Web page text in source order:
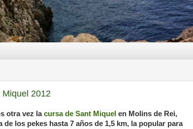
2012
otra vez lacursa de Sant Miquel en Molins de Rei,
los pekes hasta 7 años de 1,5 km, la popular para